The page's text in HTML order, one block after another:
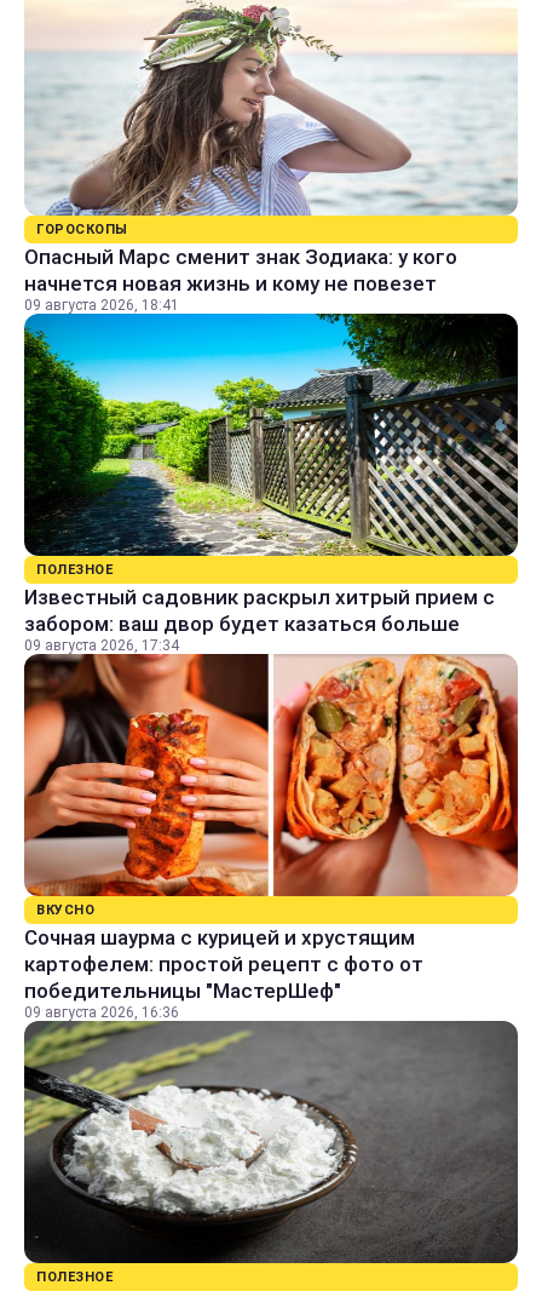
ГОРОСКОПЫ
Опасный Марс сменит знак Зодиака: у кого
начнется новая жизнь и кому не повезет
09 августа 2026, 18:41
ПОЛЕЗНОЕ
Известный садовник раскрыл хитрый прием с
забором: ваш двор будет казаться больше
09 августа 2026, 17:34
ВКУСНО
Сочная шаурма с курицей и хрустящим
картофелем: простой рецепт с фото от
победительницы "МастерШеф"
09 августа 2026, 16:36
ПОЛЕЗНОЕ